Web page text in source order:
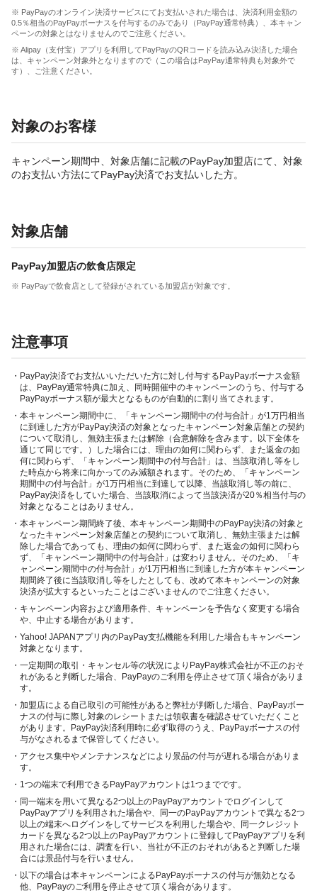
※ PayPayのオンライン決済サービスにてお支払いされた場合は、決済利用金額の
0.5％相当のPayPayボーナスを付与するのみであり（PayPay通常特典）、本キャン
ペーンの対象とはなりませんのでご注意ください。
※ Alipay（支付宝）アプリを利用してPayPayのQRコードを読み込み決済した場合
は、キャンペーン対象外となりますので（この場合はPayPay通常特典も対象外で
す）、ご注意ください。
対象のお客様
キャンペーン期間中、対象店舗に記載のPayPay加盟店にて、対象
のお支払い方法にてPayPay決済でお支払いした方。
対象店舗
PayPay加盟店の飲食店限定
※ PayPayで飲食店として登録がされている加盟店が対象です。
注意事項
・PayPay決済でお支払いいただいた方に対し付与するPayPayボーナス金額
は、PayPay通常特典に加え、同時開催中のキャンペーンのうち、付与する
PayPayボーナス額が最大となるものが自動的に割り当てされます。
・本キャンペーン期間中に、「キャンペーン期間中の付与合計」が1万円相当
に到達した方がPayPay決済の対象となったキャンペーン対象店舗との契約
について取消し、無効主張または解除（合意解除を含みます。以下全体を
通じて同じです。）した場合には、理由の如何に関わらず、また返金の如
何に関わらず、「キャンペーン期間中の付与合計」は、当該取消し等をし
た時点から将来に向かってのみ減額されます。そのため、「キャンペーン
期間中の付与合計」が1万円相当に到達して以降、当該取消し等の前に、
PayPay決済をしていた場合、当該取消によって当該決済が20％相当付与の
対象となることはありません。
・本キャンペーン期間終了後、本キャンペーン期間中のPayPay決済の対象と
なったキャンペーン対象店舗との契約について取消し、無効主張または解
除した場合であっても、理由の如何に関わらず、また返金の如何に関わら
ず、「キャンペーン期間中の付与合計」は変わりません。そのため、「キ
ャンペーン期間中の付与合計」が1万円相当に到達した方が本キャンペーン
期間終了後に当該取消し等をしたとしても、改めて本キャンペーンの対象
決済が拡大するといったことはございませんのでご注意ください。
・キャンペーン内容および適用条件、キャンペーンを予告なく変更する場合
や、中止する場合があります。
・Yahoo! JAPANアプリ内のPayPay支払機能を利用した場合もキャンペーン
対象となります。
・一定期間の取引・キャンセル等の状況によりPayPay株式会社が不正のおそ
れがあると判断した場合、PayPayのご利用を停止させて頂く場合がありま
す。
・加盟店による自己取引の可能性があると弊社が判断した場合、PayPayボー
ナスの付与に際し対象のレシートまたは領収書を確認させていただくこと
があります。PayPay決済利用時に必ず取得のうえ、PayPayボーナスの付
与がなされるまで保管してください。
・アクセス集中やメンテナンスなどにより景品の付与が遅れる場合がありま
す。
・1つの端末で利用できるPayPayアカウントは1つまでです。
・同一端末を用いて異なる2つ以上のPayPayアカウントでログインして
PayPayアプリを利用された場合や、同一のPayPayアカウントで異なる2つ
以上の端末へログインをしてサービスを利用した場合や、同一クレジット
カードを異なる2つ以上のPayPayアカウントに登録してPayPayアプリを利
用された場合には、調査を行い、当社が不正のおそれがあると判断した場
合には景品付与を行いません。
・以下の場合は本キャンペーンによるPayPayボーナスの付与が無効となる
他、PayPayのご利用を停止させて頂く場合があります。